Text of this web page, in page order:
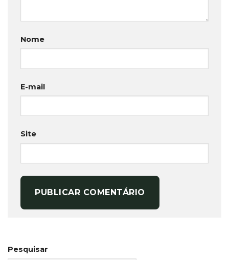
Nome
E-mail
Site
Pesquisar